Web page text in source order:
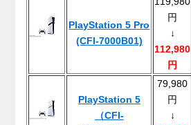
PlayStation 5 Pro
(CFI-7000B01)
円
↓
112,980
円
PlayStation 5
（CFI-
79,980
円
↓